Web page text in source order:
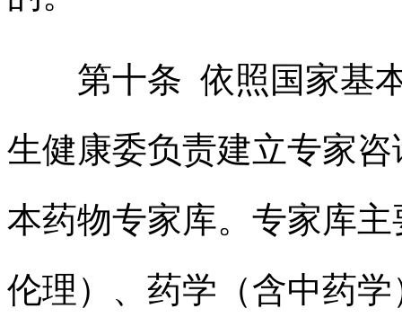
第十条 依照国家基本
生健康委负责建立专家
本药物专家库。专家库
伦理）、药学（含中药